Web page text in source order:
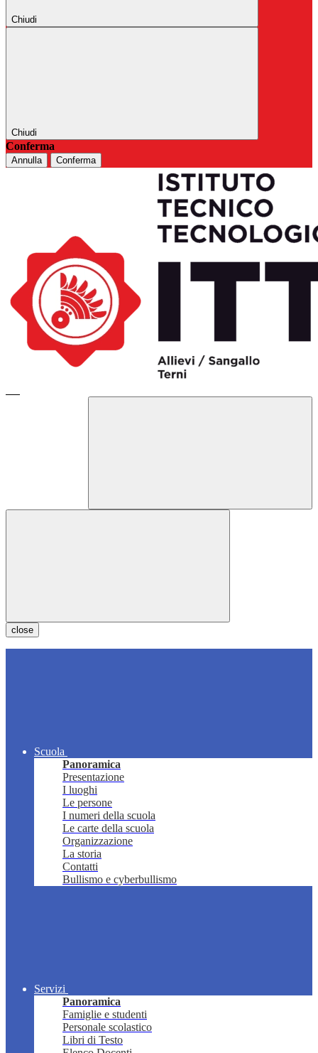
Chiudi
Chiudi
Conferma
Annulla Conferma
close
Scuola
Panoramica
Presentazione
I luoghi
Le persone
I numeri della scuola
Le carte della scuola
Organizzazione
La storia
Contatti
Bullismo e cyberbullismo
Servizi
Panoramica
Famiglie e studenti
Personale scolastico
Libri di Testo